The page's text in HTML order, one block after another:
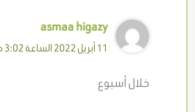
asmaa higazy
11 أبريل 2022 الساعة 3:02 صباحًا
خلال أسبوع